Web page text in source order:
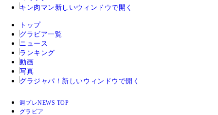
キン肉マン 新しいウィンドウで開く
トップ
グラビア一覧
ニュース
ランキング
動画
写真
グラジャパ！ 新しいウィンドウで開く
週プレNEWS TOP
グラビア